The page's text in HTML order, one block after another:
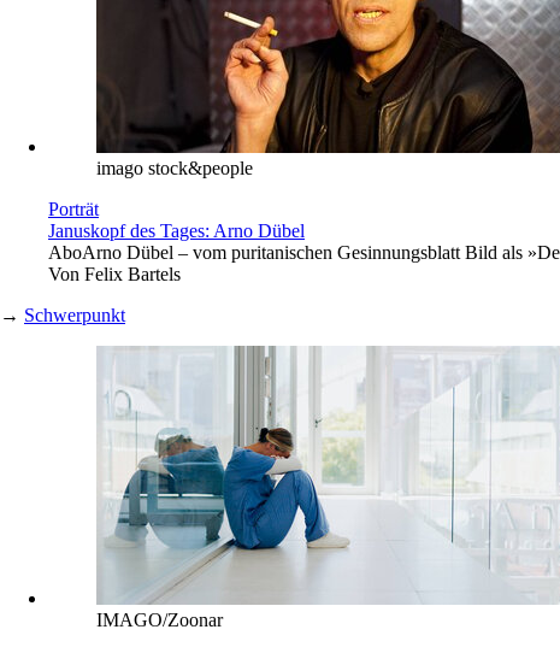
imago stock&people
Porträt
Januskopf des Tages: Arno Dübel
AboArno Dübel – vom puritanischen Gesinnungsblatt Bild als
Von Felix Bartels
→ Schwerpunkt
IMAGO/Zoonar